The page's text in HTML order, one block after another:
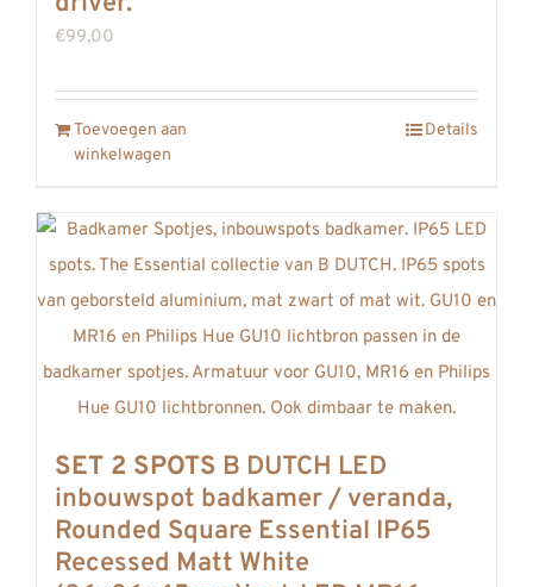
€99,00
Toevoegen aan
winkelwagen
Details
SET 2 SPOTS B DUTCH LED
inbouwspot badkamer / veranda,
Rounded Square Essential IP65
Recessed Matt White